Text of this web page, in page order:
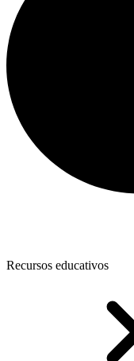
Recursos educativos